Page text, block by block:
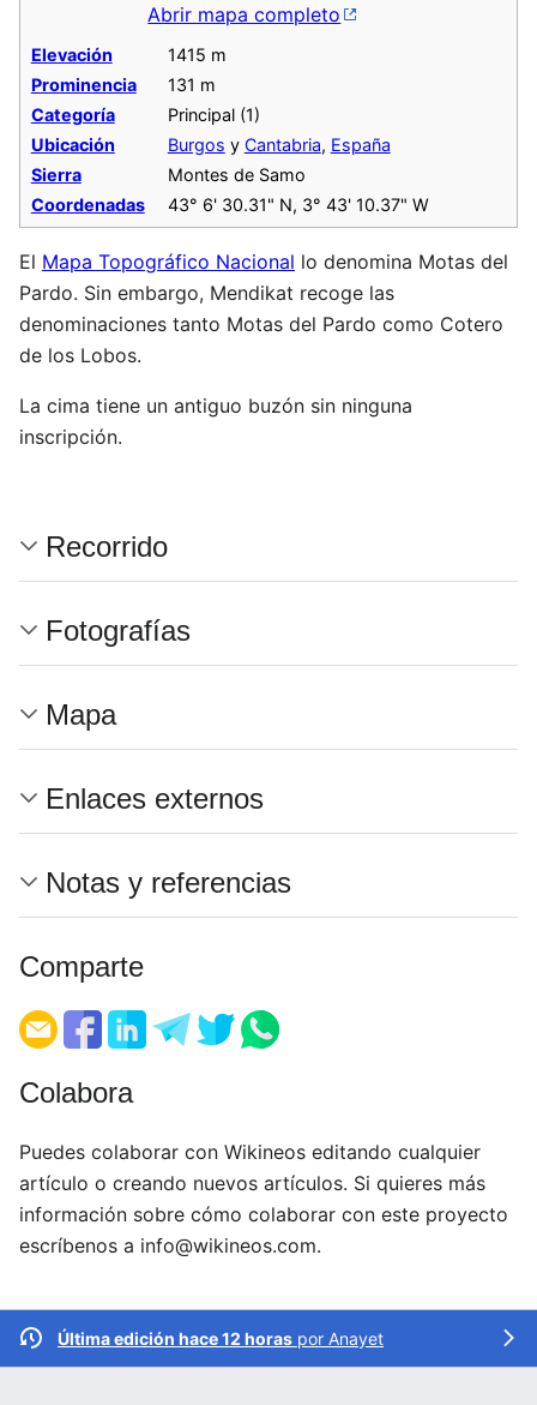
Abrir mapa completo
Elevación
1415 m
Prominencia
131 m
Categoría
Principal (1)
Ubicación
Burgos y Cantabria, España
Sierra
Montes de Samo
Coordenadas
43° 6' 30.31" N, 3° 43' 10.37" W
El Mapa Topográfico Nacional lo denomina Motas del
Pardo. Sin embargo, Mendikat recoge las
denominaciones tanto Motas del Pardo como Cotero
de los Lobos.
La cima tiene un antiguo buzón sin ninguna
inscripción.
Recorrido
Fotografías
Mapa
Enlaces externos
Notas y referencias
Comparte
Colabora
Puedes colaborar con Wikineos editando cualquier
artículo o creando nuevos artículos. Si quieres más
información sobre cómo colaborar con este proyecto
escríbenos a info@wikineos.com.
Última edición hace 12 horas por Anayet